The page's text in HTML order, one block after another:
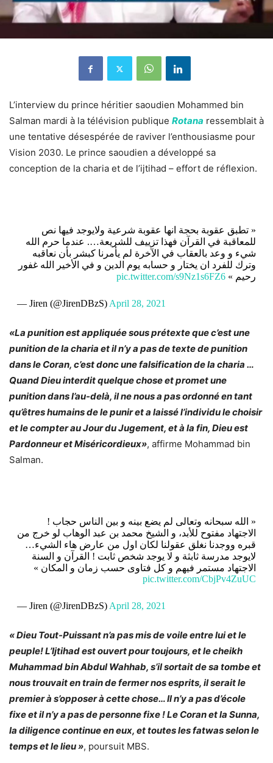
L’interview du prince héritier saoudien Mohammed bin
Salman mardi à la télévision publique Rotana ressemblait à
une tentative désespérée de raviver l’enthousiasme pour
Vision 2030. Le prince saoudien a développé sa
conception de la charia et de l’ijtihad – effort de réflexion.
« تطبق عقوبة بحجة انها عقوبة شرعية ولايوجد فيها نص
للمعاقبة في القرآن فهذا تزييف للشريعة…. عندما حرم الله
شيء و وعد بالعقاب في الآخرة لم يأمرنا كبشر بأن نعاقبه
وترك للفرد ان يختار و حسابه يوم الدين و في الأخير الله غفور
رحيم » pic.twitter.com/s9Nz1s6FZ6
— Jiren (@JirenDBzS) April 28, 2021
«La punition est appliquée sous prétexte que c’est une
punition de la charia et il n’y a pas de texte de punition
dans le Coran, c’est donc une falsification de la charia …
Quand Dieu interdit quelque chose et promet une
punition dans l’au-delà, il ne nous a pas ordonné en tant
qu’êtres humains de le punir et a laissé l’individu le choisir
et le compter au Jour du Jugement, et à la fin, Dieu est
Pardonneur et Miséricordieux», affirme Mohammad bin
Salman.
« الله سبحانه وتعالى لم يضع بينه و بين الناس حجاب !
الاجتهاد مفتوح للأبد، و الشيخ محمد بن عبد الوهاب لو خرج من
قبره ووجدنا نغلق عقولنا لكان اول من عارض هاء الشيء…
لايوجد مدرسة ثابثة و لا يوجد شخص ثابت ! القرآن و السنة
الاجتهاد مستمر فيهم و كل فتاوى حسب زمان و المكان »
pic.twitter.com/CbjPv4ZuUC
— Jiren (@JirenDBzS) April 28, 2021
« Dieu Tout-Puissant n’a pas mis de voile entre lui et le
peuple! L’Ijtihad est ouvert pour toujours, et le cheikh
Muhammad bin Abdul Wahhab, s’il sortait de sa tombe et
nous trouvait en train de fermer nos esprits, il serait le
premier à s’opposer à cette chose… Il n’y a pas d’école
fixe et il n’y a pas de personne fixe ! Le Coran et la Sunna,
la diligence continue en eux, et toutes les fatwas selon le
temps et le lieu », poursuit MBS.